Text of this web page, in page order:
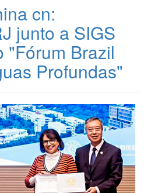
cn:
junto a SIGS
"Fórum Brazil
Profundas"